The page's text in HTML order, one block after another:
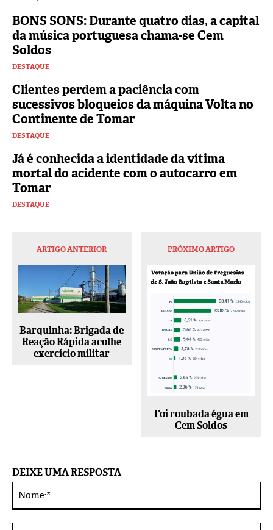
BONS SONS: Durante quatro dias, a capital
da música portuguesa chama-se Cem
Soldos
DESTAQUE
Clientes perdem a paciência com
sucessivos bloqueios da máquina Volta no
Continente de Tomar
DESTAQUE
Já é conhecida a identidade da vítima
mortal do acidente com o autocarro em
Tomar
DESTAQUE
ARTIGO ANTERIOR
Barquinha: Brigada de
Reação Rápida acolhe
exercício militar
PRÓXIMO ARTIGO
Foi roubada égua em
Cem Soldos
DEIXE UMA RESPOSTA